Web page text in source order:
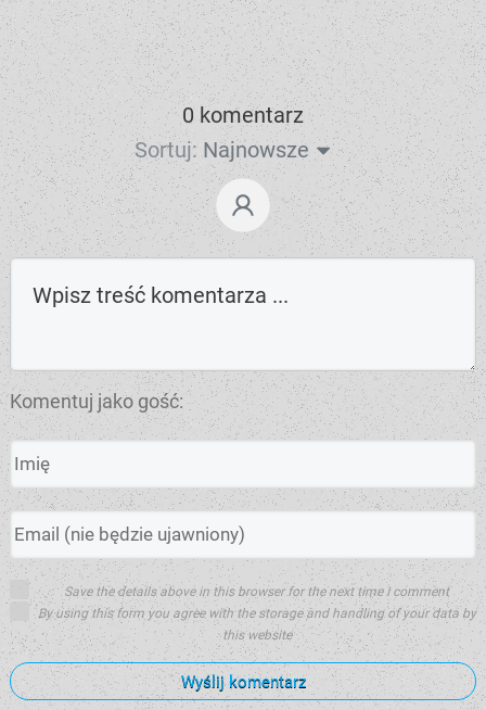
0 komentarz
Sortuj: Najnowsze
Komentuj jako gość:
Save the details above in this browser for the next time I comment
By using this form you agree with the storage and handling of your data by
this website
Wyślij komentarz